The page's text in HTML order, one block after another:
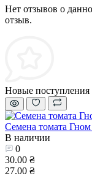
Нет отзывов о
отзыв.
Новые поступления
Семена томата
В наличии
0
30.00 ₴
27.00 ₴